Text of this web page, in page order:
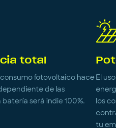
total
fotovoltaico hace
de las
será indie 100%.
El
los
tu